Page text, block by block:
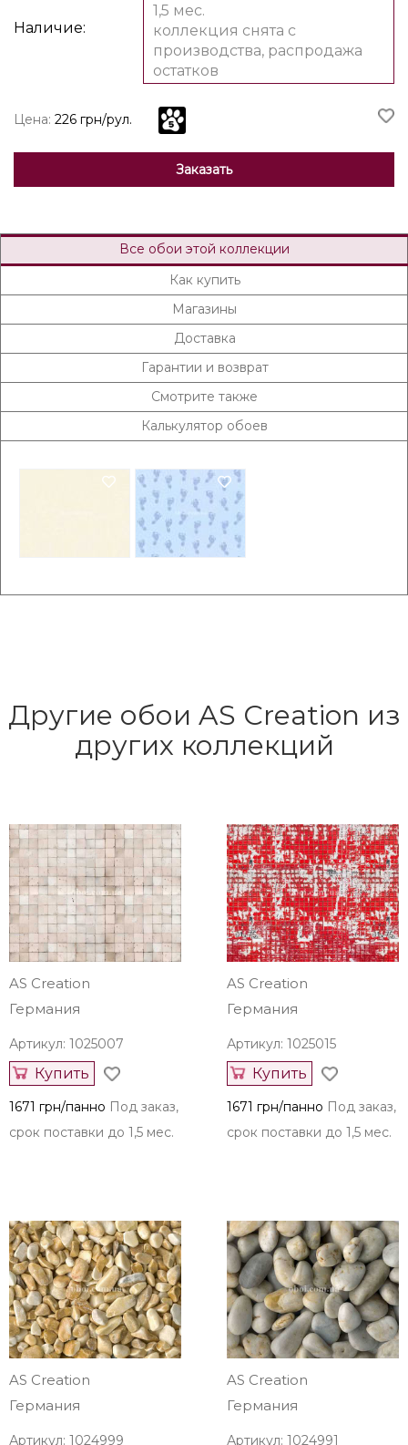
Наличие:
1,5 мес.
коллекция снята с
производства, распродажа
остатков
Цена: 226 грн/рул.
Заказать
Все обои этой коллекции
Как купить
Магазины
Доставка
Гарантии и возврат
Смотрите также
Калькулятор обоев
Другие обои AS Creation из
других коллекций
AS Creation
Германия
Артикул: 1025007
Купить
1671 грн/панно Под заказ,
срок поставки до 1,5 мес.
AS Creation
Германия
Артикул: 1025015
Купить
1671 грн/панно Под заказ,
срок поставки до 1,5 мес.
AS Creation
Германия
Артикул: 1024999
AS Creation
Германия
Артикул: 1024991